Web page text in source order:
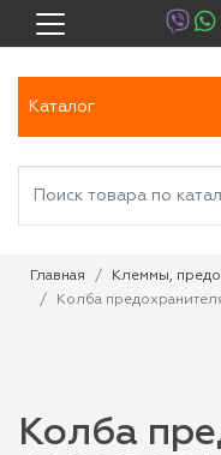
Каталог
Главная Клеммы,
Колба
Колба